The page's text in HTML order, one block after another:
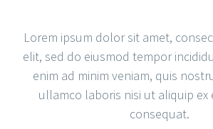
Lorem ipsum dolor sit amet,
elit, sed do eiusmod tempor
enim ad minim veniam, quis
ullamco laboris nisi ut aliquip ex
consequat.